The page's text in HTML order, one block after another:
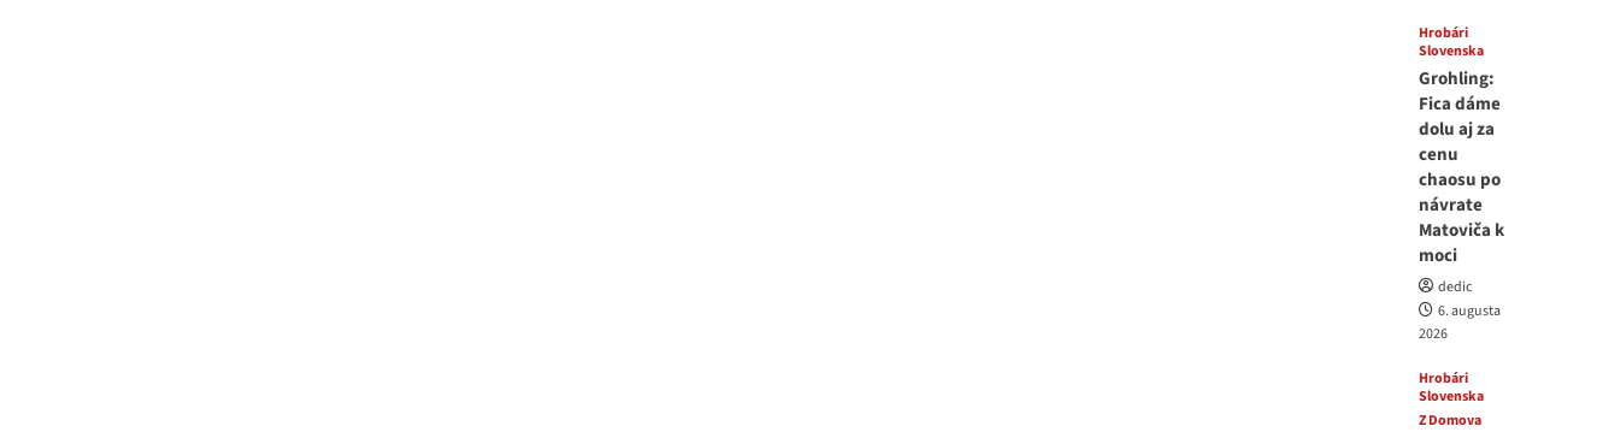
Hrobári
Slovenska
Grohling:
Fica dáme
dolu aj za
cenu
chaosu po
návrate
Matoviča k
moci
dedic
6. augusta
2026
Hrobári
Slovenska
Z Domova